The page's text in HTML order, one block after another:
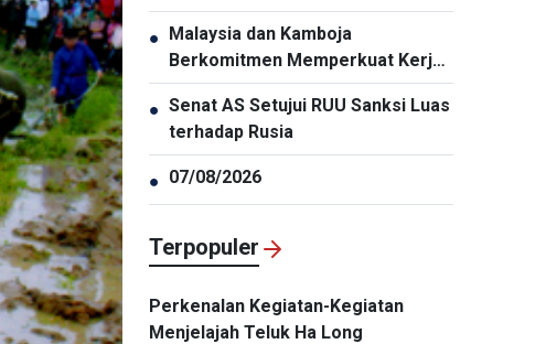
● Malaysia dan Kamboja
Berkomitmen Memperkuat Kerja
Sama Pertahanan
● Senat AS Setujui RUU Sanksi Luas
terhadap Rusia
● 07/08/2026
Terpopuler
Perkenalan Kegiatan-Kegiatan
Menjelajah Teluk Ha Long